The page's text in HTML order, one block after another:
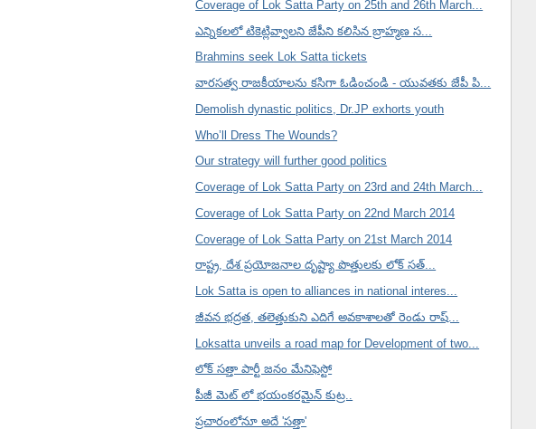
Coverage of Lok Satta Party on 25th and 26th March...
ఎన్నికలలో టికెట్లివ్వాలని జేపీని కలిసిన బ్రాహ్మణ స...
Brahmins seek Lok Satta tickets
వారసత్వ రాజకీయాలను కసిగా ఓడించండి - యువతకు జేపీ పి...
Demolish dynastic politics, Dr.JP exhorts youth
Who’ll Dress The Wounds?
Our strategy will further good politics
Coverage of Lok Satta Party on 23rd and 24th March...
Coverage of Lok Satta Party on 22nd March 2014
Coverage of Lok Satta Party on 21st March 2014
రాష్ట్ర, దేశ ప్రయోజనాల దృష్ట్యా పొత్తులకు లోక్ సత్...
Lok Satta is open to alliances in national interes...
జీవన భద్రత, తలెత్తుకుని ఎదిగే అవకాశాలతో రెండు రాష్...
Loksatta unveils a road map for Development of two...
లోక్ సత్తా పార్టీ జనం మేనిఫెస్టో
పీజీ మెట్ లో భయంకరమైన్ కుట్ర..
ప్రచారంలోనూ అదే 'సత్తా'